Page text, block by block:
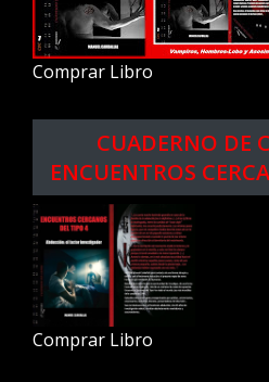
Comprar Libro
CUADERNO DE
ENCUENTROS
Comprar Libro